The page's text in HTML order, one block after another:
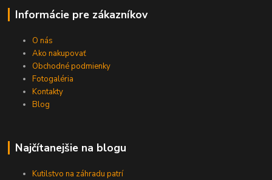
Informácie pre zákazníkov
O nás
Ako nakupovať
Obchodné podmienky
Fotogaléria
Kontakty
Blog
Najčítanejšie na blogu
Kutilstvo na záhradu patrí